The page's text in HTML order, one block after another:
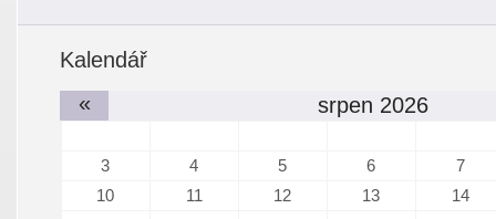
Kalendář
«
srpen 2026
3 4 5 6
7
10
11 12 13
14